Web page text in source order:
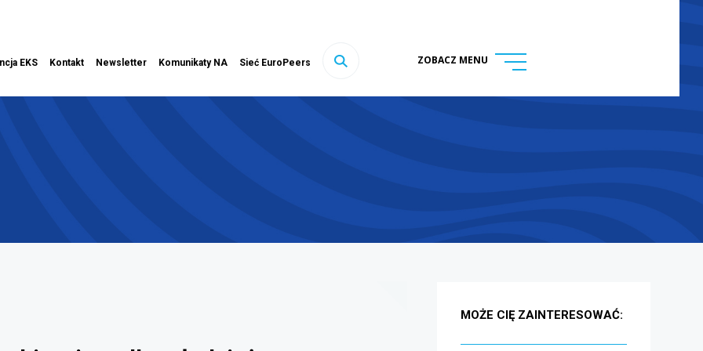
EKS Kontakt Newsletter Komunikaty NA Sieć EuroPeers szukaj na stronieZOBACZ MENU menu
MOŻE CIĘ ZAINTERESOWAĆ: